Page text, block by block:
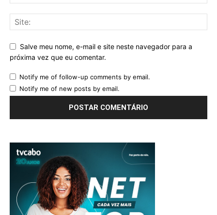
Salve meu nome, e-mail e site neste navegador para a
próxima vez que eu comentar.
Notify me of follow-up comments by email.
Notify me of new posts by email.